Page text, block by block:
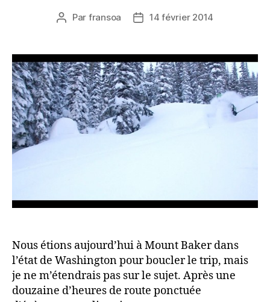
Auteur
Par fransoa
Date14 février 2014
Nous étions aujourd’hui à Mount Baker dans
l’état de Washington pour boucler le trip, mais
je ne m’étendrais pas sur le sujet. Après une
douzaine d’heures de route ponctuée